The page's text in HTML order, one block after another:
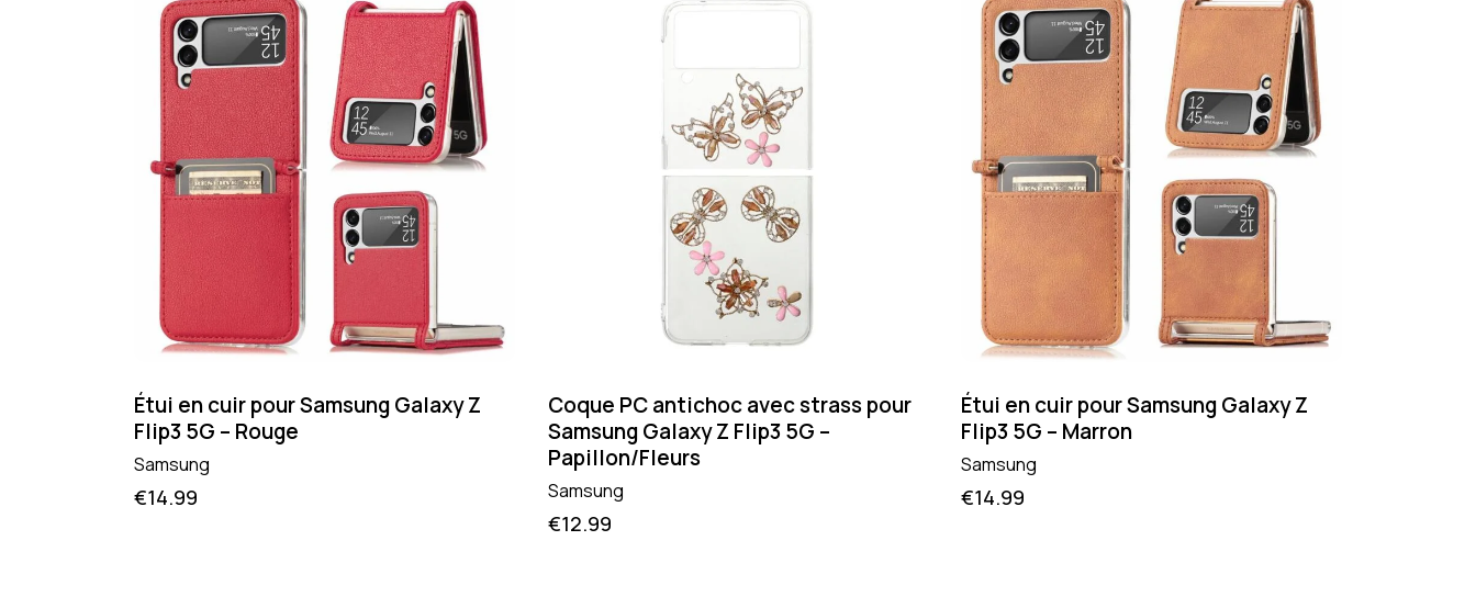
Étui en cuir pour Samsung Galaxy Z
Flip3 5G – Rouge
Samsung
€14.99
Coque PC antichoc avec strass pour
Samsung Galaxy Z Flip3 5G –
Papillon/Fleurs
Samsung
€12.99
Étui en cuir pour Samsung Galaxy Z
Flip3 5G – Marron
Samsung
€14.99